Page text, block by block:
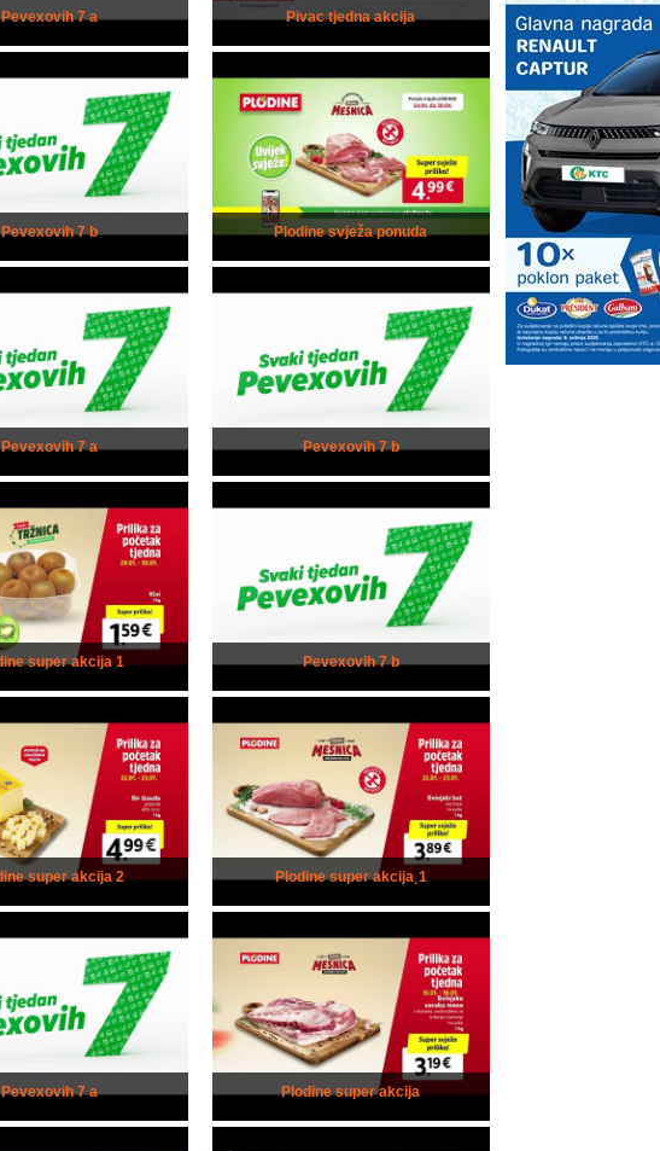
Pevexovih 7 a Pivac tjedna akcija
Pevexovih 7 b Plodine svježa ponuda
Pevexovih 7 a Pevexovih 7 b
super akcija 1 Pevexovih 7 b
super akcija 2 Plodine super akcija¸1
Pevexovih 7 a Plodine super akcija